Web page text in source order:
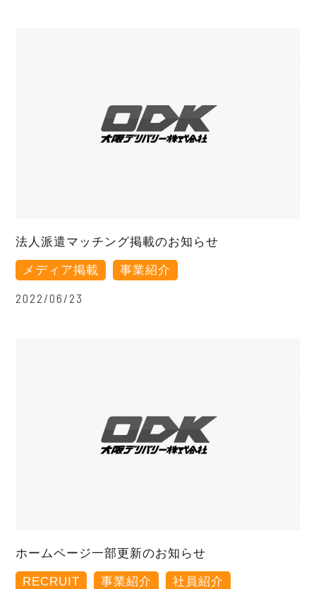
法人派遣マッチング掲載のお知らせ
メディア掲載 事業紹介
2022/06/23
ホームページ一部更新のお知らせ
RECRUIT 事業紹介 社員紹介